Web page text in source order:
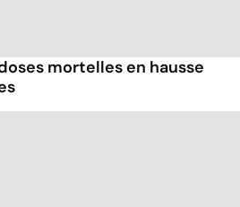
mortelles en hausse